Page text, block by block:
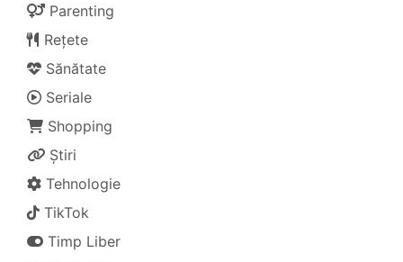
Parenting
Rețete
Sănătate
Seriale
Shopping
Știri
Tehnologie
TikTok
Timp Liber